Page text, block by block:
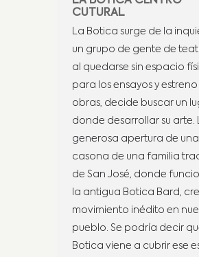
CUTURAL
La Botica surge de la
un grupo de gente de
al quedarse sin espacio
para los ensayos y estreno
obras, decide buscar un
donde desarrollar su arte.
generosa apertura de
casona de una familia
de San José, donde
la antigua Botica Bard,
movimiento inédito en
pueblo. Se podría decir
Botica viene a cubrir ese